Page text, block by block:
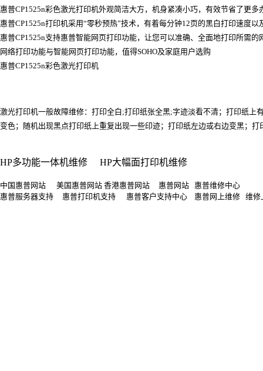
惠普CP1525n彩色激光打印机外观简洁大方，机身紧凑小巧，有效节省了更多
惠普CP1525n打印机采用“零秒预热”技术，有着每分钟12页的黑白打印速度
惠普CP1525n支持惠普智能网页打印功能，让您可以准确、全面地打印所需
网络打印功能与智能网页打印功能，值得SOHO及家庭用户选购
惠普CP1525n彩色激光打印机
激光打印机一般故障维修：打印全白;打印纸张全黑;字迹淡看不清；打印纸
变色；随机出现黑点打印纸上重复出现一些印迹；打印纸左边或右边变黑；
HP多功能一体机维修 HP大幅面打印机维修
中国惠普网站 美国惠普网站 香港惠普网站 惠普网站 惠普维修中
惠普服务器支持 惠普打印机支持 惠普客户支持中心 惠普网上维修 维修